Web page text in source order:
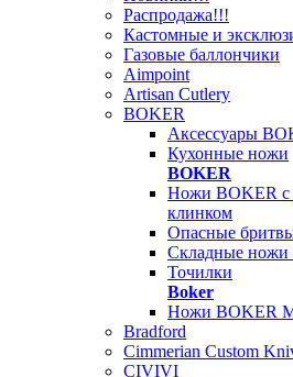
Распродажа!!!
Кастомные и
Газовые баллончики
Aimpoint
Artisan Cutlery
BOKER
Аксессуары
Кухонные ножи
BOKER
Ножи BOKER с
клинком
Опасные
Складные ножи
Точилки
Boker
Ножи BOKER
Bradford
Cimmerian Custom
CIVIVI